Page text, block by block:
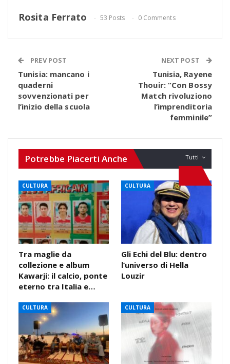
Rosita Ferrato 53 Posts 0 Comments
PREV POST
Tunisia: mancano i
quaderni
sovvenzionati per
l’inizio della scuola
NEXT POST
Tunisia, Rayene
Thouir: “Con Bossy
Match rivoluziono
l’imprenditoria
femminile”
Tutti
Potrebbe Piacerti Anche
CULTURA
Tra maglie da
collezione e album
Kawarji: il calcio, ponte
eterno tra Italia e…
CULTURA
Gli Echi del Blu: dentro
l’universo di Hella
Louzir
CULTURA CULTURA